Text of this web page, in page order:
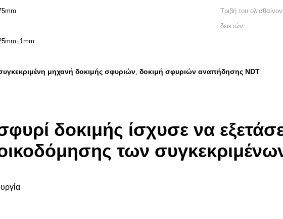
Τριβή του
δεικτών:
μηχανή δοκιμής σφυριών, δοκιμή σφυριών αναπήδησης NDT
δοκιμής ίσχυσε να
των